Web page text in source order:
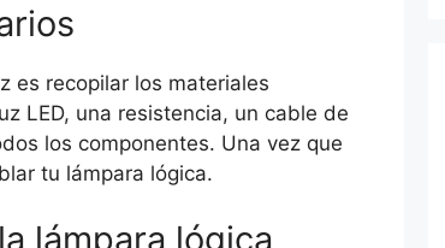
es recopilar los materiales
LED, una resistencia, un cable de
los componentes. Una vez que
tu lámpara lógica.
lámpara lógica